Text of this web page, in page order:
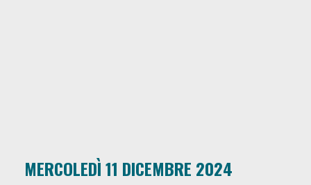
MERCOLEDÌ 11 DICEMBRE 2024